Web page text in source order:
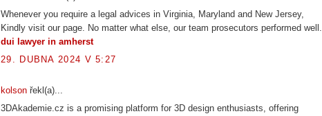
Whenever you require a legal advices in Virginia, Maryland and New Jersey,
Kindly visit our page. No matter what else, our team prosecutors performed well.
dui lawyer in amherst
29. DUBNA 2024 V 5:27
kolson řekl(a)...
3DAkademie.cz is a promising platform for 3D design enthusiasts, offering